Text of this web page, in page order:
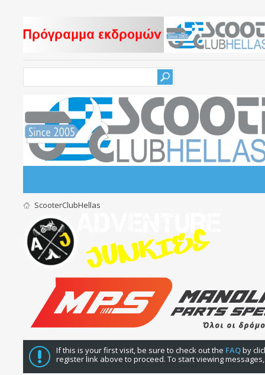
ScooterClubHellas
If this is your first visit, be sure to check out the FAQby
register link above to proceed. To start viewing